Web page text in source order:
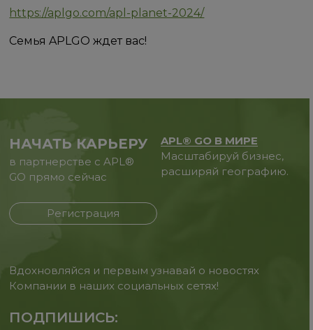
https://aplgo.com/apl-planet-2024/
Семья APLGO ждет вас!
НАЧАТЬ КАРЬЕРУ
в партнерстве с APL®
GO прямо сейчас
Регистрация
APL® GO В МИРЕ
Масштабируй бизнес,
расширяй географию.
Вдохновляйся и первым узнавай о новостях
Компании в наших социальных сетях!
ПОДПИШИСЬ: